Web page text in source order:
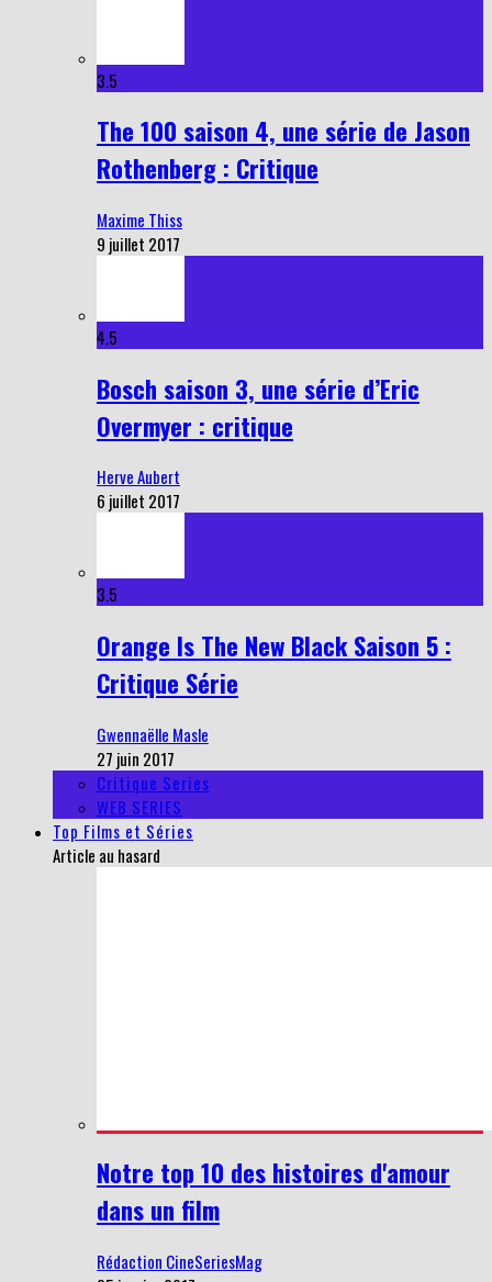
3.5
The 100 saison 4, une série de Jason
Rothenberg : Critique
Maxime Thiss
9 juillet 2017
4.5
Bosch saison 3, une série d’Eric
Overmyer : critique
Herve Aubert
6 juillet 2017
3.5
Orange Is The New Black Saison 5 :
Critique Série
Gwennaëlle Masle
27 juin 2017
Critique Series
WEB SERIES
Top Films et Séries
Article au hasard
Notre top 10 des histoires d'amour
dans un film
Rédaction CineSeriesMag